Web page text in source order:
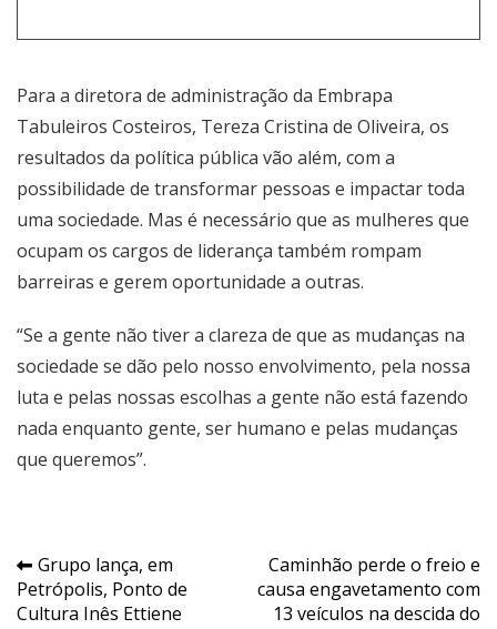
Para a diretora de administração da Embrapa
Tabuleiros Costeiros, Tereza Cristina de Oliveira, os
resultados da política pública vão além, com a
possibilidade de transformar pessoas e impactar toda
uma sociedade. Mas é necessário que as mulheres que
ocupam os cargos de liderança também rompam
barreiras e gerem oportunidade a outras.
“Se a gente não tiver a clareza de que as mudanças na
sociedade se dão pelo nosso envolvimento, pela nossa
luta e pelas nossas escolhas a gente não está fazendo
nada enquanto gente, ser humano e pelas mudanças
que queremos”.
Navegação
de
Grupo lança, em
Petrópolis, Ponto de
Cultura Inês Ettiene
Caminhão perde o freio e
causa engavetamento com
13 veículos na descida do